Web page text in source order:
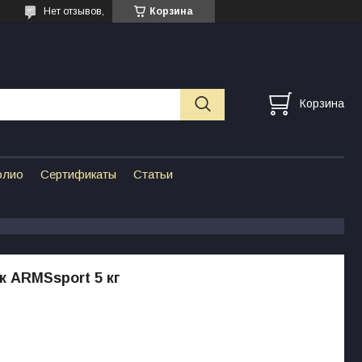
Корзина
Нет отзывов,
Корзина
Сертификаты Статьи
ARMSsport 5 кг